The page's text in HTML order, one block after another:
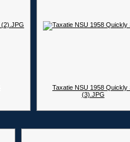
Taxatie NSU 1958 Quickly
(3).JPG